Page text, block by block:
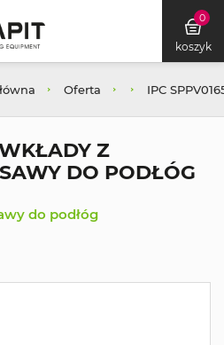
0
koszyk
Oferta IPC
Z
DO PODŁÓG
do podłóg